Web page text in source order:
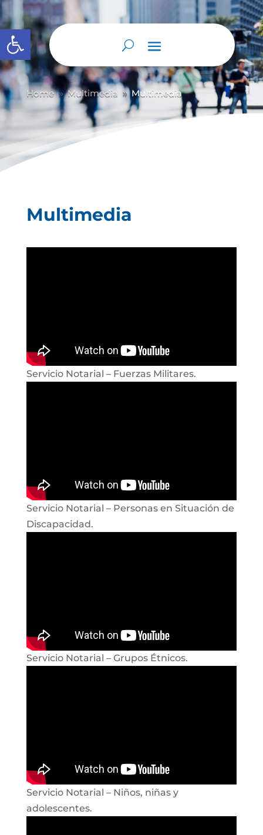
Abrir barra de herramientas
Home 9 Multimedia 9 Multimedia
Multimedia
Servicio Notarial – Fuerzas Militares.
Servicio Notarial – Personas en Situación de
Discapacidad.
Servicio Notarial – Grupos Étnicos.
Servicio Notarial – Niños, niñas y
adolescentes.